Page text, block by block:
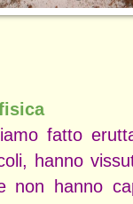
fatto
hanno
non hanno